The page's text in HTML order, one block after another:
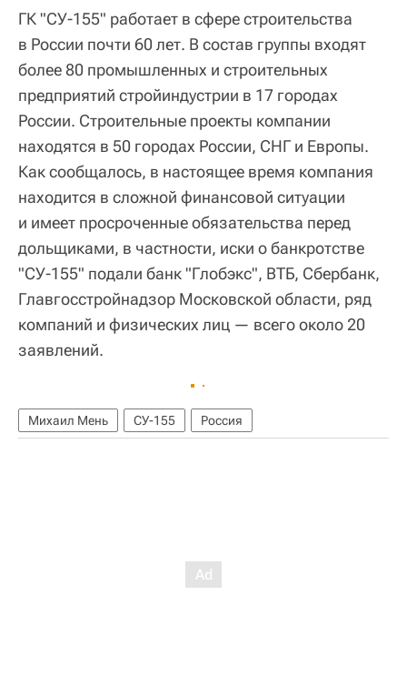
ГК "СУ-155" работает в сфере строительства
в России почти 60 лет. В состав группы входят
более 80 промышленных и строительных
предприятий стройиндустрии в 17 городах
России. Строительные проекты компании
находятся в 50 городах России, СНГ и Европы.
Как сообщалось, в настоящее время компания
находится в сложной финансовой ситуации
и имеет просроченные обязательства перед
дольщиками, в частности, иски о банкротстве
"СУ-155" подали банк "Глобэкс", ВТБ, Сбербанк,
Главгосстройнадзор Московской области, ряд
компаний и физических лиц — всего около 20
заявлений.
Михаил Мень СУ-155 Россия